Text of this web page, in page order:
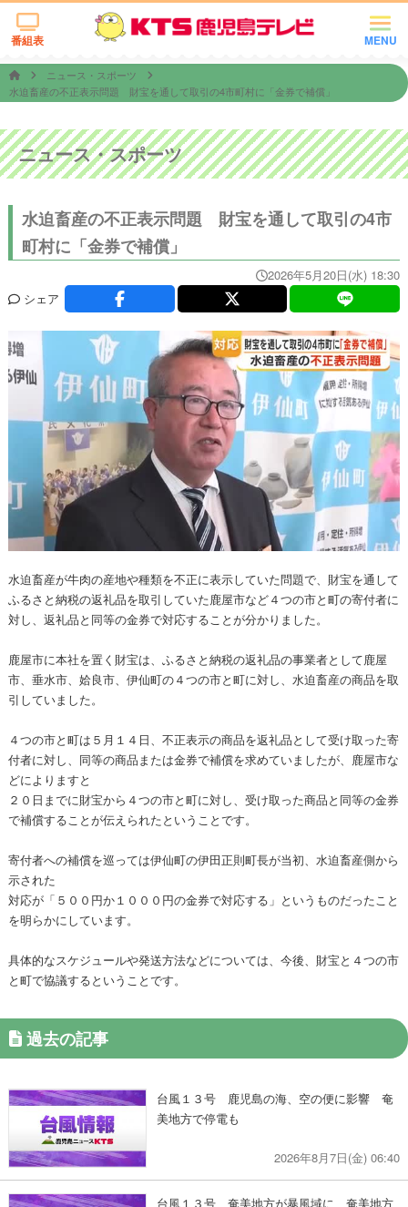
MENU
番組表
ニュース・スポーツ
水迫畜産の不正表示問題 財宝を通して取引の4市町村に「金券で補償」
ニュース・スポーツ
水迫畜産の不正表示問題 財宝を通して取引の4市
町村に「金券で補償」
2026年5月20日(水) 18:30
シェア
水迫畜産が牛肉の産地や種類を不正に表示していた問題で、財宝を通して
ふるさと納税の返礼品を取引していた鹿屋市など４つの市と町の寄付者に
対し、返礼品と同等の金券で対応することが分かりました。
鹿屋市に本社を置く財宝は、ふるさと納税の返礼品の事業者として鹿屋
市、垂水市、姶良市、伊仙町の４つの市と町に対し、水迫畜産の商品を取
引していました。
４つの市と町は５月１４日、不正表示の商品を返礼品として受け取った寄
付者に対し、同等の商品または金券で補償を求めていましたが、鹿屋市な
どによりますと
２０日までに財宝から４つの市と町に対し、受け取った商品と同等の金券
で補償することが伝えられたということです。
寄付者への補償を巡っては伊仙町の伊田正則町長が当初、水迫畜産側から
示された
対応が「５００円か１０００円の金券で対応する」というものだったこと
を明らかにしています。
具体的なスケジュールや発送方法などについては、今後、財宝と４つの市
と町で協議するということです。
過去の記事
台風１３号 鹿児島の海、空の便に影響 奄
美地方で停電も
2026年8月7日(金) 06:40
台風１３号 奄美地方が暴風域に 奄美地方